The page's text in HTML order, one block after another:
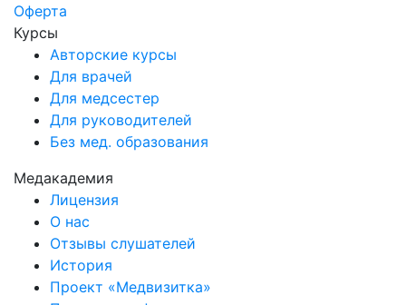
Оферта
Курсы
Авторские курсы
Для врачей
Для медсестер
Для руководителей
Без мед. образования
Медакадемия
Лицензия
О нас
Отзывы слушателей
История
Проект «Медвизитка»